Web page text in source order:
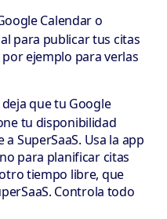
Calendar o
para publicar tus citas
ejemplo para verlas
deja que tu Google
tu disponibilidad
SuperSaaS. Usa la app
para planificar citas
tiempo libre, que
Controla todo